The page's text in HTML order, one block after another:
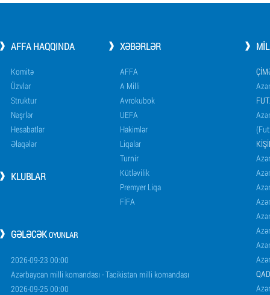
AFFA HAQQINDA
Komitə
Üzvlər
Struktur
Nəşrlər
Hesabatlar
Əlaqələr
KLUBLAR
XƏBƏRLƏR
AFFA
A Milli
Avrokubok
UEFA
Hakimlər
Liqalar
Turnir
Kütləvilik
Premyer Liqa
FİFA
GƏLƏCƏKOYUNLAR
2026-09-23 00:00
Azərbaycan milli komandası - Tacikistan milli komandası
2026-09-25 00:00